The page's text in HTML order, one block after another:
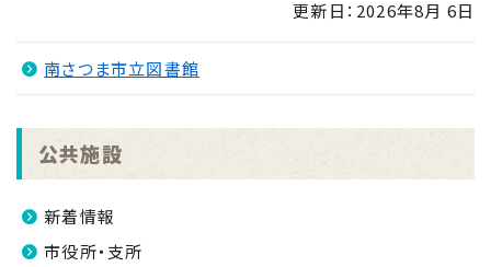
更新日： 2026年8月 6日
南さつま市立図書館
公共施設
新着情報
市役所・支所